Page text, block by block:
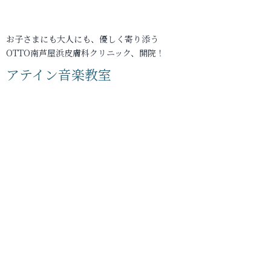
お子さまにも大人にも、優しく寄り添う
OTTO南芦屋浜皮膚科クリニック、開院！
アテイン音楽教室